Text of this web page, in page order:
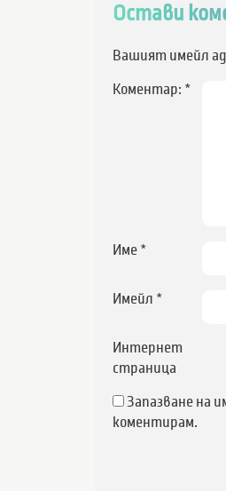
Остави
Вашият имейл
Коментар: *
Име *
Имейл *
Интернет
страница
Запазване на
коментирам.